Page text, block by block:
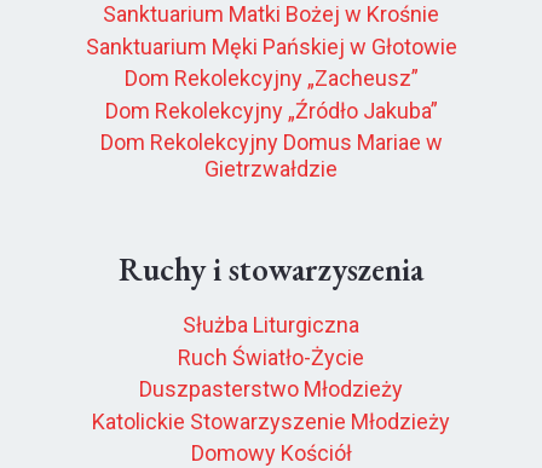
Sanktuarium Matki Bożej w Krośnie
Sanktuarium Męki Pańskiej w Głotowie
Dom Rekolekcyjny „Zacheusz”
Dom Rekolekcyjny „Źródło Jakuba”
Dom Rekolekcyjny Domus Mariae w
Gietrzwałdzie
Ruchy i stowarzyszenia
Służba Liturgiczna
Ruch Światło-Życie
Duszpasterstwo Młodzieży
Katolickie Stowarzyszenie Młodzieży
Domowy Kościół